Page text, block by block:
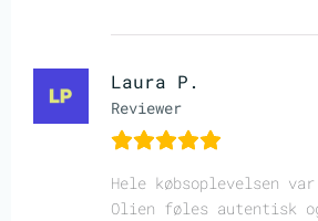
Laura P.
Reviewer
Hele købsoplevelsen
Olien føles autentisk